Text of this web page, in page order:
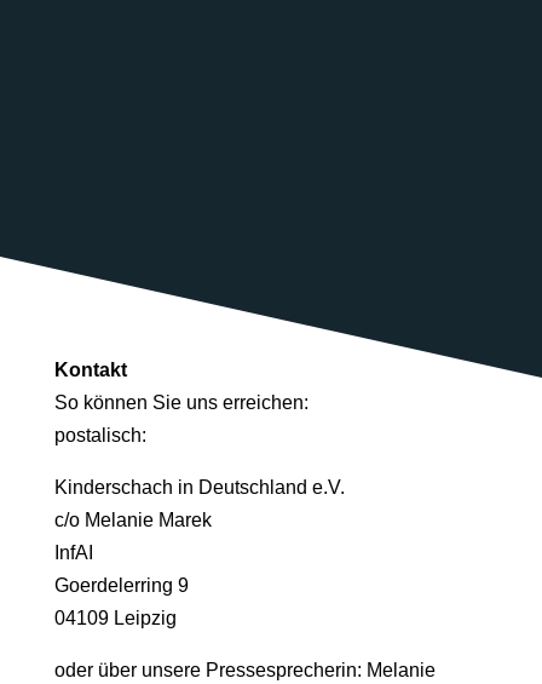
Kontakt
So können Sie uns erreichen:
postalisch:
Kinderschach in Deutschland e.V.
c/o Melanie Marek
InfAI
Goerdelerring 9
04109 Leipzig
oder über unsere Pressesprecherin: Melanie